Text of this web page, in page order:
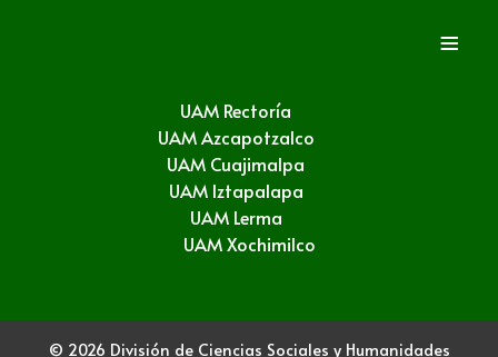
≡
UAM Rectoría
UAM Azcapotzalco
UAM Cuajimalpa
UAM Iztapalapa
UAM Lerma
UAM Xochimilco
© 2026 División de Ciencias Sociales y Humanidades